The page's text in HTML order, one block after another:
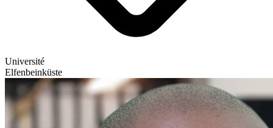
Université
Elfenbeinküste